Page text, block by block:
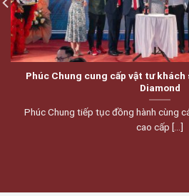
Phúc Chung cung cấp vật tư khách
Diamond
Phúc Chung tiếp tục đồng hành cùng
cao cấp [...]